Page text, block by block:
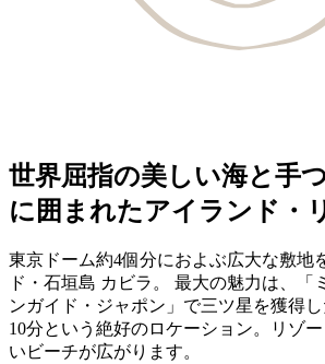
世界屈指の美しい海と手
に囲まれたアイランド・
東京ドーム約4個分におよぶ広大な敷地
ド・石垣島 カビラ。 最大の魅力は、「
ンガイド・ジャポン」で三ツ星を獲得
10分という絶好のロケーション。リゾ
いビーチが広がります。